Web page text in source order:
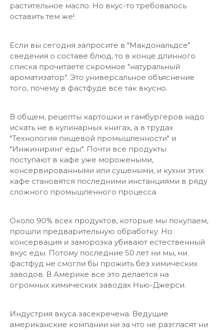
растительное масло. Но вкус-то требовалось
оставить тем же!
Если вы сегодня запросите в "Макдональдсе"
сведения о составе блюд, то в конце длинного
списка прочитаете скромное "натуральный
ароматизатор". Это универсальное объяснение
того, почему в фастфуде все так вкусно.
В общем, рецепты картошки и гамбургеров надо
искать не в кулинарных книгах, а в трудах
"Технология пищевой промышленности" и
"Инжиниринг еды". Почти все продукты
поступают в кафе уже морожеными,
консервированными или сушеными, и кухни этих
кафе становятся последними инстанциями в ряду
сложного промышленного процесса.
Около 90% всех продуктов, которые мы покупаем,
прошли предварительную обработку. Но
консервация и заморозка убивают естественный
вкус еды. Потому последние 50 лет ни мы, ни
фастфуд не смогли бы прожить без химических
заводов. В Америке все это делается на
огромных химических заводах Нью-Джерси.
Индустрия вкуса засекречена. Ведущие
американские компании ни за что не разгласят ни